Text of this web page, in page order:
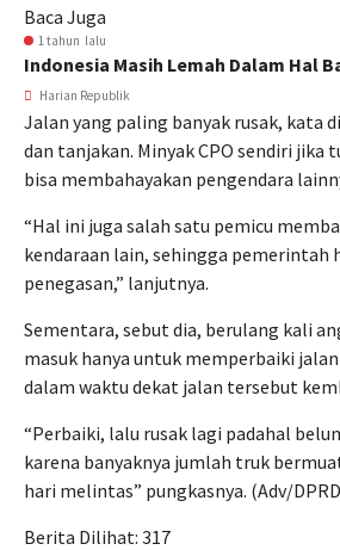
Baca Juga
1 tahun lalu
Indonesia Masih Lemah Dalam Hal
Harian Republik
Jalan yang paling banyak rusak, kata
dan tanjakan. Minyak CPO sendiri jika
bisa membahayakan pengendara
“Hal ini juga salah satu pemicu
kendaraan lain, sehingga pemerintah
penegasan,” lanjutnya.
Sementara, sebut dia, berulang kali
masuk hanya untuk memperbaiki
dalam waktu dekat jalan tersebut
“Perbaiki, lalu rusak lagi padahal
karena banyaknya jumlah truk
hari melintas” pungkasnya. (Adv/
Berita Dilihat: 317